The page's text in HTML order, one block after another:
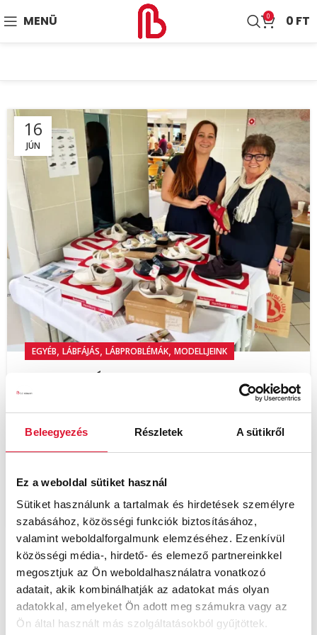
Beleegyezés Részletek A sütikről
Ez a weboldal sütiket használ
Sütiket használunk a tartalmak és hirdetések személyre
szabásához, közösségi funkciók biztosításához,
valamint weboldalforgalmunk elemzéséhez. Ezenkívül
közösségi média-, hirdető- és elemező partnereinkkel
megosztjuk az Ön weboldalhasználatra vonatkozó
adatait, akik kombinálhatják az adatokat más olyan
adatokkal, amelyeket Ön adott meg számukra vagy az
Ön által használt más szolgáltatásokból gyűjtöttek.
MENÜ 0 0 FT
16
JÚN
EGYÉB, LÁBFÁJÁS, LÁBPROBLÉMÁK, MODELLJEINK
Életet az éveknek
Számunkra ugyanis nagyon fontos az idősebb
korosztály lábának egészsége. Éppen ezért
rendezvénye...
OLVASS TOVÁBB!